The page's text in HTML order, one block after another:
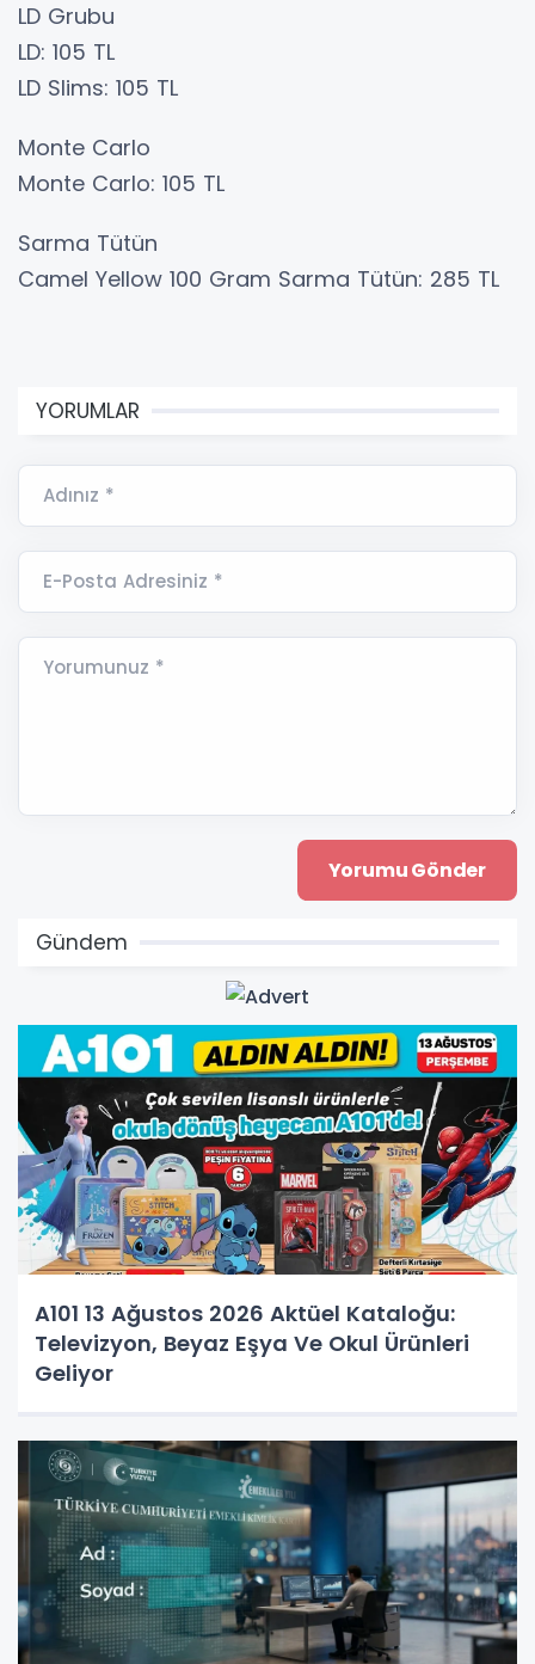
LD Grubu
LD: 105 TL
LD Slims: 105 TL
Monte Carlo
Monte Carlo: 105 TL
Sarma Tütün
Camel Yellow 100 Gram Sarma Tütün: 285 TL
YORUMLAR
Adınız *
E-Posta Adresiniz *
Yorumunuz *
Gündem
A101 13 Ağustos 2026 Aktüel Kataloğu:
Televizyon, Beyaz Eşya Ve Okul Ürünleri
Geliyor